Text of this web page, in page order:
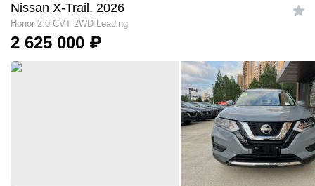
Nissan X-Trail, 2026
Honor 2.0 CVT 2WD Leading
2 625 000 ₽